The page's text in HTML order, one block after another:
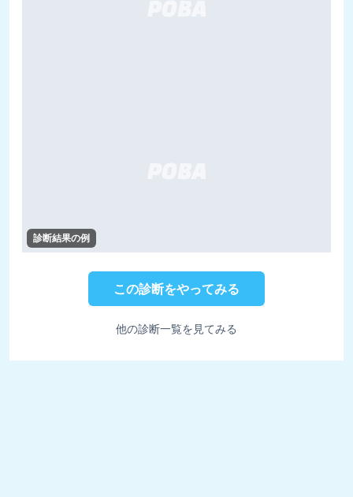
診断結果の例
この診断をやってみる
他の診断一覧を見てみる